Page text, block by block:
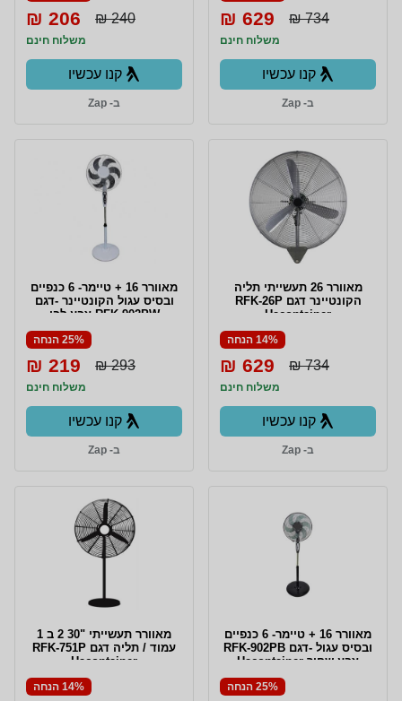
734 ₪
629 ₪
משלוח חינם
קנו עכשיו
ב- Zap
240 ₪
206 ₪
משלוח חינם
קנו עכשיו
ב- Zap
מאוורר 26 תעשייתי תליה
הקונטיינר דגם RFK-26P
Hacontainer
14% הנחה
734 ₪
629 ₪
משלוח חינם
קנו עכשיו
ב- Zap
מאוורר 16 + טיימר- 6 כנפיים
ובסיס עגול הקונטיינר -דגם
RFK-902PW צבע לבן
Hacontainer
25% הנחה
293 ₪
219 ₪
משלוח חינם
קנו עכשיו
ב- Zap
מאוורר 16 + טיימר- 6 כנפיים
ובסיס עגול -דגם RFK-902PB
צבע שחור Hacontainer
25% הנחה
מאוורר תעשייתי "30 2 ב 1
עמוד / תליה דגם RFK-751P
Hacontainer
14% הנחה